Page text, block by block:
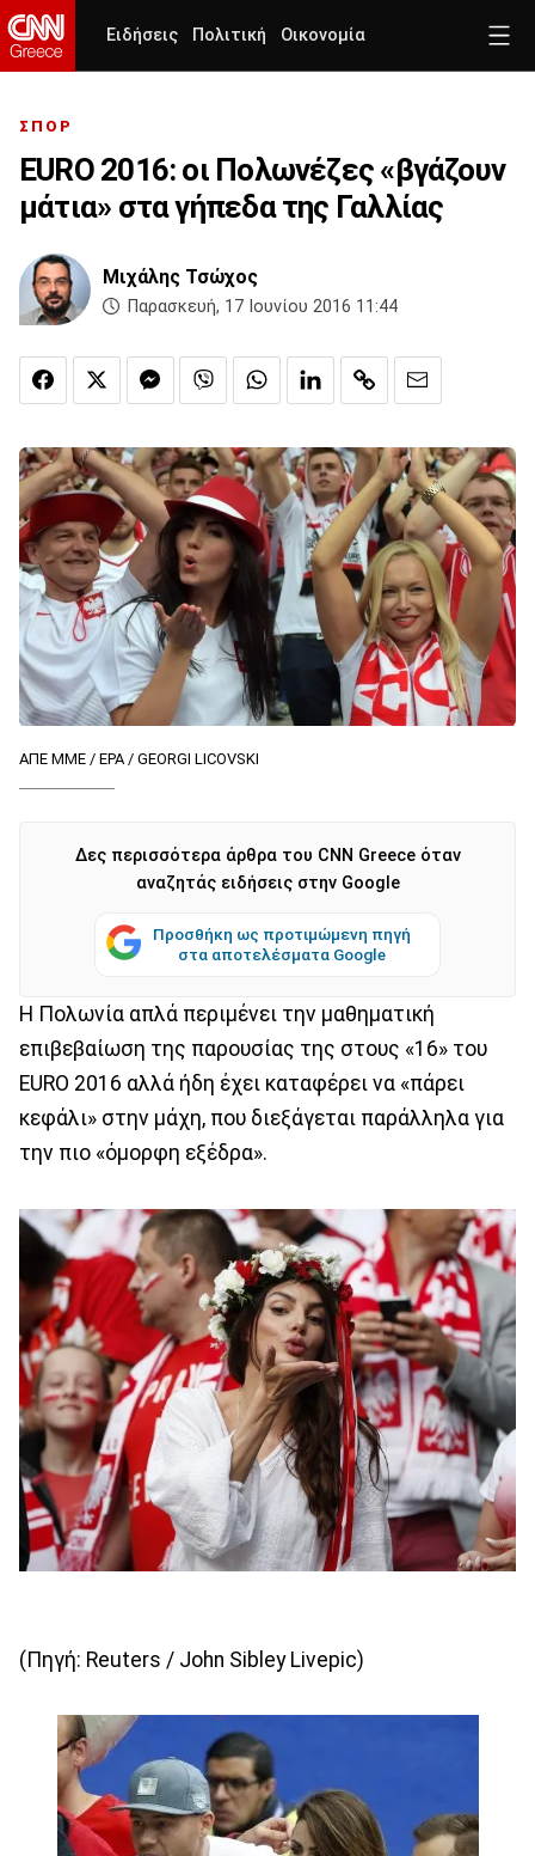
Ειδήσεις Πολιτική Οικονομία
ΣΠΟΡ
EURO 2016: οι Πολωνέζες «βγάζουν
μάτια» στα γήπεδα της Γαλλίας
Μιχάλης Τσώχος
Παρασκευή, 17 Ιουνίου 2016 11:44
ΑΠΕ ΜΜΕ / EPA / GEORGI LICOVSKI
Δες περισσότερα άρθρα του CNN Greece όταν
αναζητάς ειδήσεις στην Google
Προσθήκη ως προτιμώμενη πηγή
στα αποτελέσματα Google
Η Πολωνία απλά περιμένει την μαθηματική
επιβεβαίωση της παρουσίας της στους «16» του
EURO 2016 αλλά ήδη έχει καταφέρει να «πάρει
κεφάλι» στην μάχη, που διεξάγεται παράλληλα για
την πιο «όμορφη εξέδρα».
(Πηγή: Reuters / John Sibley Livepic)